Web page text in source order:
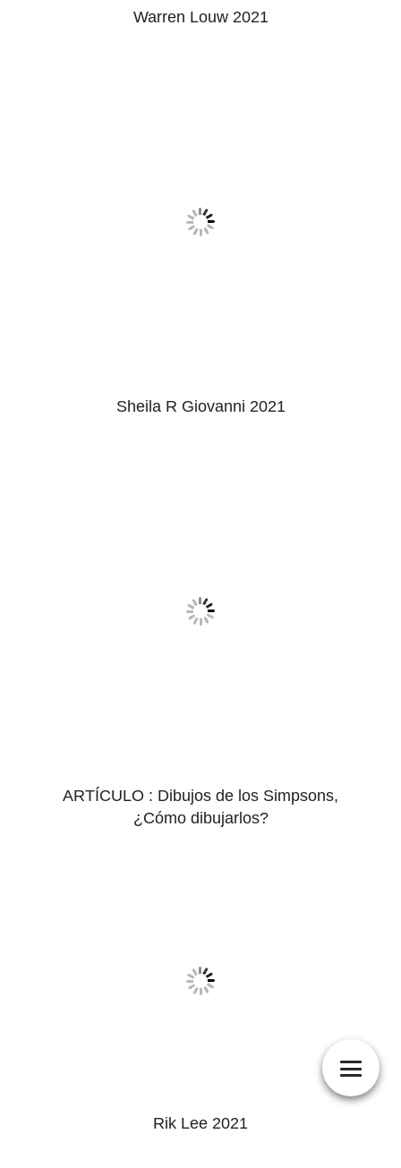
Warren Louw 2021
Sheila R Giovanni 2021
ARTÍCULO : Dibujos de los Simpsons,
¿Cómo dibujarlos?
Rik Lee 2021